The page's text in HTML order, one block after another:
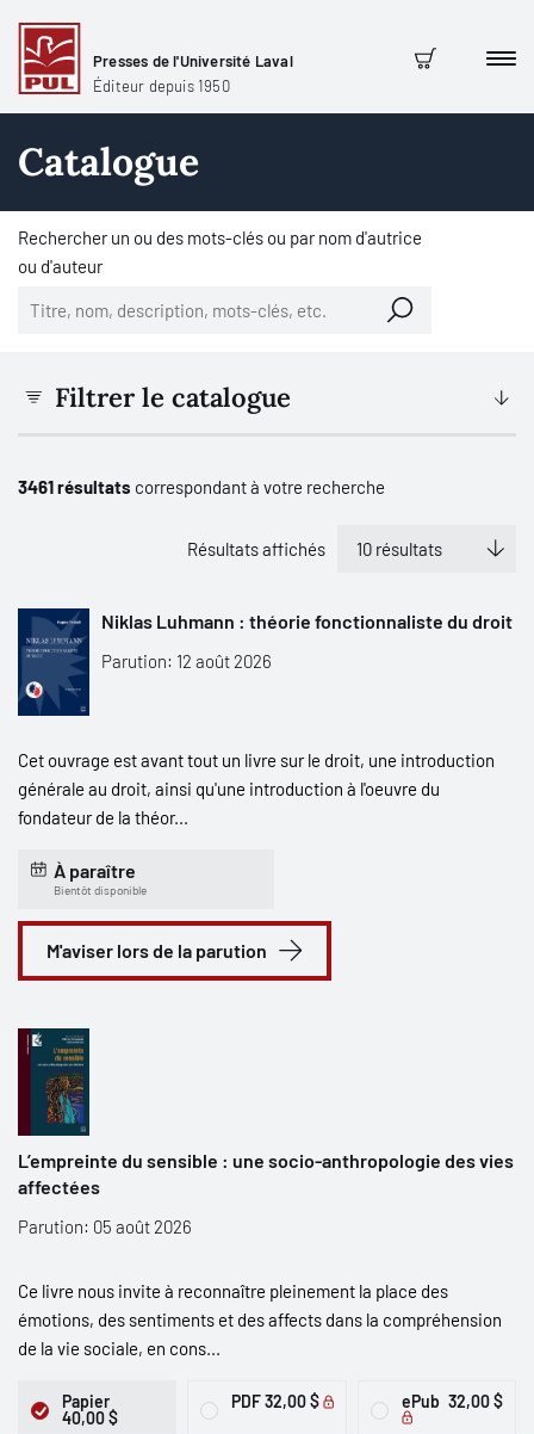
Presses de l'Université Laval
Éditeur depuis 1950
Panier
Catalogue
Rechercher un ou des mots-clés ou par nom d'autrice
ou d'auteur
Filtrer le catalogue
3461 résultats correspondant à votre recherche
Résultats affichés
Niklas Luhmann : théorie fonctionnaliste du droit
Parution: 12 août 2026
Cet ouvrage est avant tout un livre sur le droit, une introduction
générale au droit, ainsi qu'une introduction à l'oeuvre du
fondateur de la théor...
À paraître
Bientôt disponible
M'aviser lors de la parution
L’empreinte du sensible : une socio-anthropologie des vies
affectées
Parution: 05 août 2026
Ce livre nous invite à reconnaître pleinement la place des
émotions, des sentiments et des affects dans la compréhension
de la vie sociale, en cons...
Papier
40,00 $
PDF32,00 $ ePub 32,00 $